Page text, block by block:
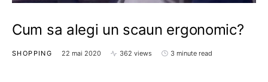
Cum sa alegi un scaun ergonomic?
SHOPPING 22 mai 2020 362 views 3 minute read